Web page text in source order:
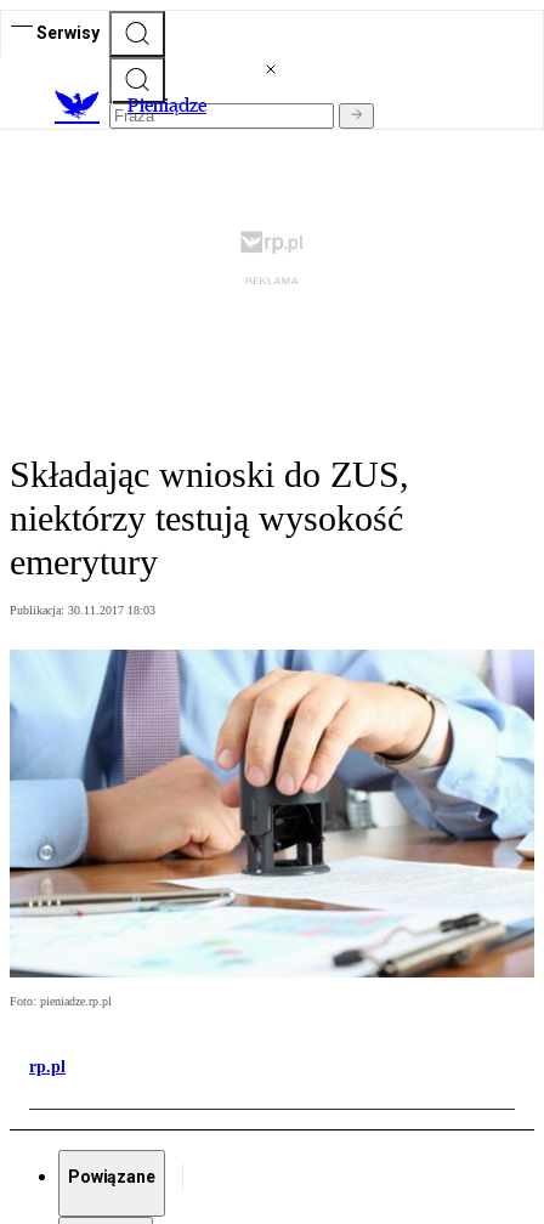
Serwisy
Pieniądze
Składając wnioski do ZUS,
niektórzy testują wysokość
emerytury
Publikacja: 30.11.2017 18:03
Foto: pieniadze.rp.pl
rp.pl
Powiązane